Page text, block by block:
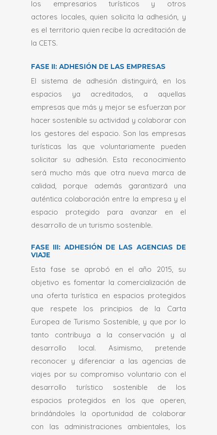
de los medios de comunicación
locales y nacionales
Una oportunidad de trabajar con otros
espacios de la red de la Carta
Europea y aprender de ellos
interno como externo, que da acceso
a nuevas ideas y mejoras y mayor
credibilidad ante potenciales socios
productos distintivos, así como con la
promoción de actividades, festivales y
costumbres locales;
•Mayor compromiso con el personal del
espacio protegido y otras partes
conjunto de la estrategia turística de la
zona
Reconocimiento a nivel europeo o el
desarrollo de nuevas oportunidades
comerciales mediante:
Acceso a nuevos clientes atraídos
Nueva oferta orientada hacia el
descubrimiento del medio
Creación de una oferta fuera de
Trabajo en Red con otros
compra de servicios y productos
locales
Mejor conocimiento de la
frecuentación turística en el
espacio protegido y de las
previsiones futuras de clientes
potenciales,
Mejor organización del turismo en
el conjunto del territorio
Mejor información de calidad
sobre el espacio protegido
•De igual forma, es una buena ventaja
los empresarios turísticos y otros
actores locales, quien solicita la adhesión, y
es el territorio quien recibe la acreditación de
la CETS.
FASE II: ADHESIÓN DE LAS EMPRESAS
El sistema de adhesión distinguirá, en los
espacios ya acreditados, a aquellas
empresas que más y mejor se esfuerzan por
hacer sostenible su actividad y colaborar con
los gestores del espacio. Son las empresas
turísticas las que voluntariamente pueden
solicitar su adhesión. Esta reconocimiento
será mucho más que otra nueva marca de
calidad, porque además garantizará una
auténtica colaboración entre la empresa y el
espacio protegido para avanzar en el
desarrollo de un turismo sostenible.
FASE III: ADHESIÓN DE LAS AGENCIAS DE
VIAJE
Esta fase se aprobó en el año 2015, su
objetivo es fomentar la comercialización de
una oferta turística en espacios protegidos
que respete los principios de la Carta
Europea de Turismo Sostenible, y que por lo
tanto contribuya a la conservación y al
desarrollo local. Asimismo, pretende
reconocer y diferenciar a las agencias de
viajes por su compromiso voluntario con el
desarrollo turístico sostenible de los
espacios protegidos en los que operen,
brindándoles la oportunidad de colaborar
con las administraciones ambientales, los